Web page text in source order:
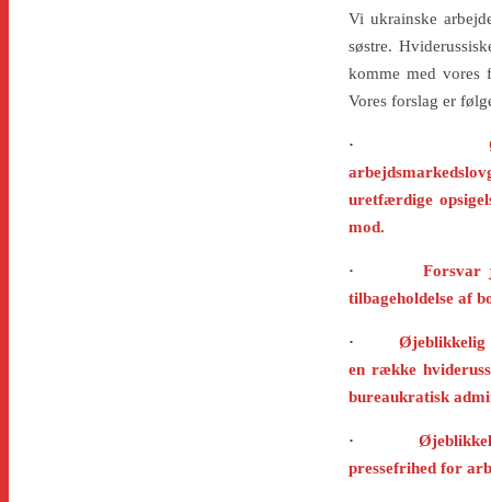
Vi ukrainske
søstre.
komme med vores
Vores forslag er
·
uretfærdige
mod.
· Forsvar
tilbageholdelse af
·
Øjeblikkelig
en række
bureaukratisk
·
pressefrihed for